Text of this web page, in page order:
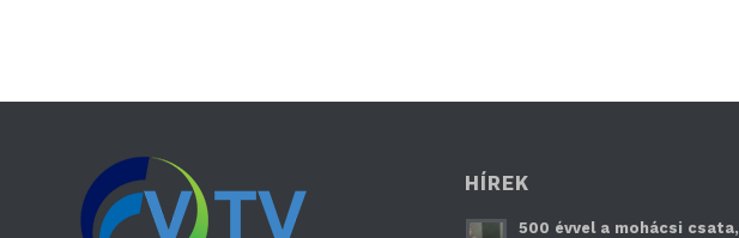
HÍREK
500 évvel a mohácsi csata,